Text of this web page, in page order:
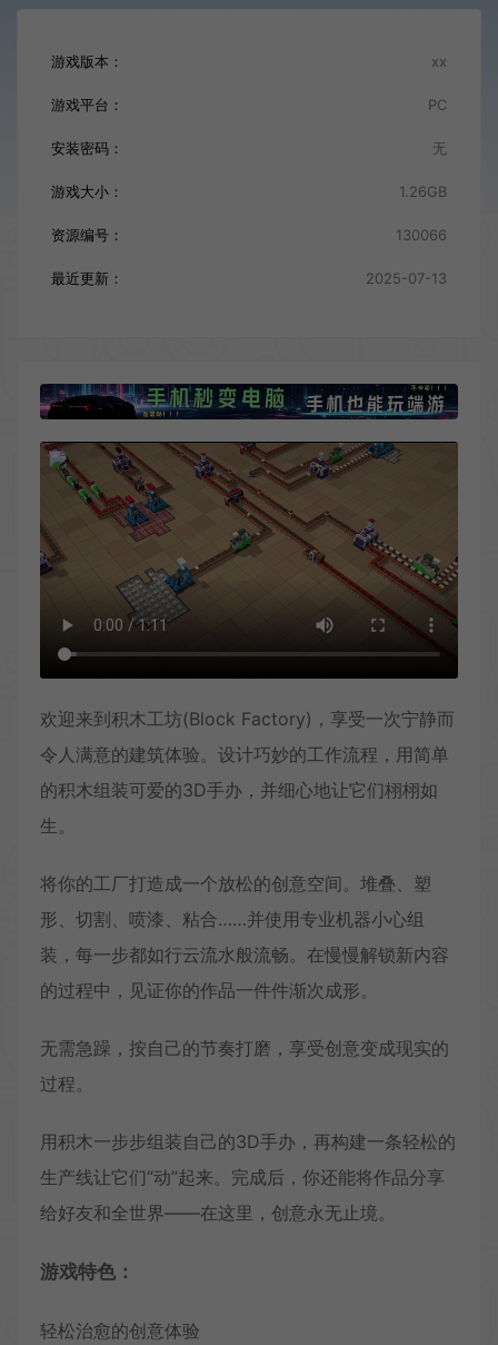
游戏版本： xx
游戏平台： PC
安装密码： 无
游戏大小： 1.26GB
资源编号： 130066
最近更新： 2025-07-13
欢迎来到积木工坊(Block Factory)，享受一次宁静而
令人满意的建筑体验。设计巧妙的工作流程，用简单
的积木组装可爱的3D手办，并细心地让它们栩栩如
生。
将你的工厂打造成一个放松的创意空间。堆叠、塑
形、切割、喷漆、粘合……并使用专业机器小心组
装，每一步都如行云流水般流畅。在慢慢解锁新内容
的过程中，见证你的作品一件件渐次成形。
无需急躁，按自己的节奏打磨，享受创意变成现实的
过程。
用积木一步步组装自己的3D手办，再构建一条轻松的
生产线让它们“动”起来。完成后，你还能将作品分享
给好友和全世界——在这里，创意永无止境。
游戏特色：
轻松治愈的创意体验